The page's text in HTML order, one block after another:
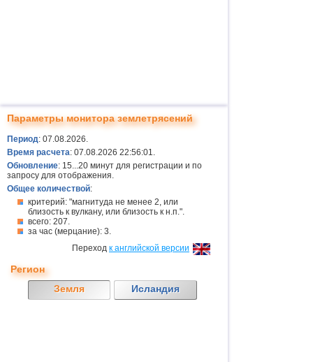
Параметры монитора землетрясений
Период: 07.08.2026.
Время расчета: 07.08.2026 22:56:01.
Обновление: 15...20 минут для регистрации и по
запросу для отображения.
Общее количествой:
критерий: "магнитуда не менее 2, или
близость к вулкану, или близость к н.п.".
всего: 207.
за час (мерцание): 3.
Переход к английской версии
Регион
Земля
Исландия